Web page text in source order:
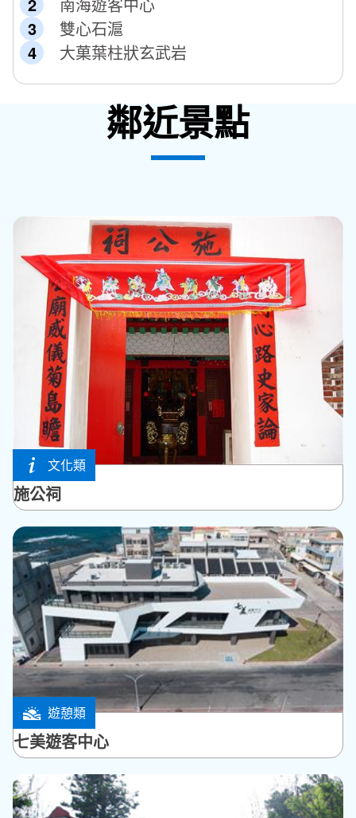
南海遊客中心
雙心石滬
大菓葉柱狀玄武岩
鄰近景點
文化類
馬公市
施公祠
遊憩類
七美鄉
七美遊客中心